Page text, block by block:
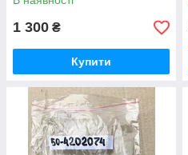
1 300 ₴
Купити